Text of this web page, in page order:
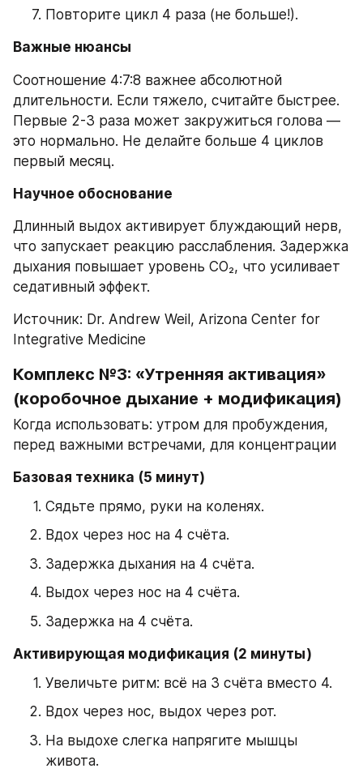
Повторите цикл 4 раза (не больше!).
Важные нюансы
Соотношение 4:7:8 важнее абсолютной
длительности. Если тяжело, считайте быстрее.
Первые 2-3 раза может закружиться голова —
это нормально. Не делайте больше 4 циклов
первый месяц.
Научное обоснование
Длинный выдох активирует блуждающий нерв,
что запускает реакцию расслабления. Задержка
дыхания повышает уровень CO₂, что усиливает
седативный эффект.
Источник: Dr. Andrew Weil, Arizona Center for
Integrative Medicine
Комплекс №3: «Утренняя активация»
(коробочное дыхание + модификация)
Когда использовать: утром для пробуждения,
перед важными встречами, для концентрации
Базовая техника (5 минут)
Сядьте прямо, руки на коленях.
Вдох через нос на 4 счёта.
Задержка дыхания на 4 счёта.
Выдох через нос на 4 счёта.
Задержка на 4 счёта.
Активирующая модификация (2 минуты)
Увеличьте ритм: всё на 3 счёта вместо 4.
Вдох через нос, выдох через рот.
На выдохе слегка напрягите мышцы
живота.